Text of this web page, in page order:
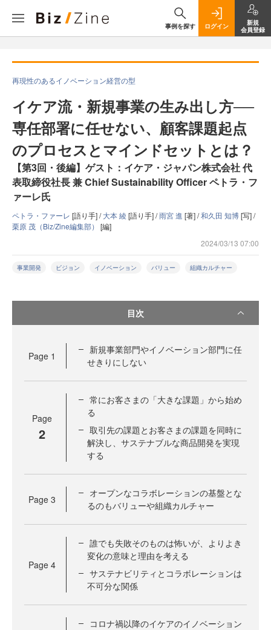
事例を探す ログイン
新規
会員登録
再現性のあるイノベーション経営の型
イケア流・新規事業の生み出し方──
専任部署に任せない、顧客課題起点
のプロセスとマインドセットとは？
【第3回・後編】ゲスト：イケア・ジャパン株式会社 代
表取締役社長 兼 Chief Sustainability Officer ペトラ・フ
ァーレ氏
ペトラ・ファーレ [語り手] /大本 綾 [語り手] /雨宮 進 [著] /和久田 知博[写] /
栗原 茂（Biz/Zine編集部） [編]
2024/03/13 07:00
事業開発 ビジョン イノベーション バリュー 組織カルチャー
目次
Page 1
新規事業部門やイノベーション部門に任
せきりにしない
Page
2
常にお客さまの「大きな課題」から始め
る
取引先の課題とお客さまの課題を同時に
解決し、サステナブルな商品開発を実現
する
Page 3
オープンなコラボレーションの基盤とな
るのもバリューや組織カルチャー
Page 4
誰でも失敗そのものは怖いが、よりよき
変化の意味と理由を考える
サステナビリティとコラボレーションは
不可分な関係
コロナ禍以降のイケアのイノベーション